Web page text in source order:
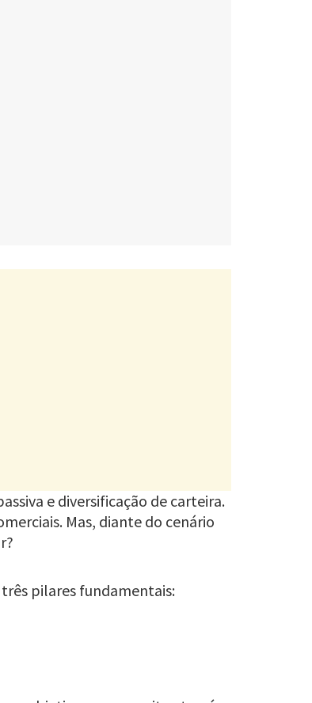
e diversificação de carteira.
Mas, diante do cenário
pilares fundamentais: